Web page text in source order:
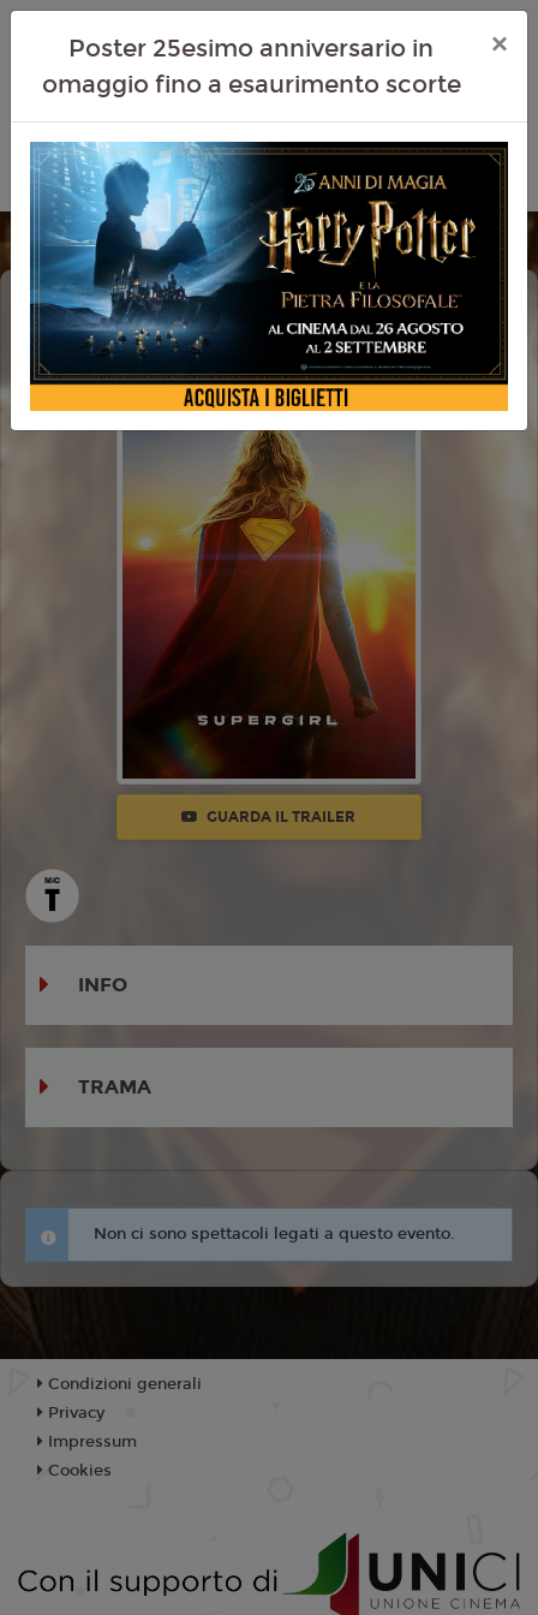
SUPERGIRL
GUARDA IL TRAILER
INFO
TRAMA
Non ci sono spettacoli legati a questo evento.
Poster 25esimo anniversario in
omaggio fino a esaurimento scorte
×
Condizioni generali
Privacy
Impressum
Cookies